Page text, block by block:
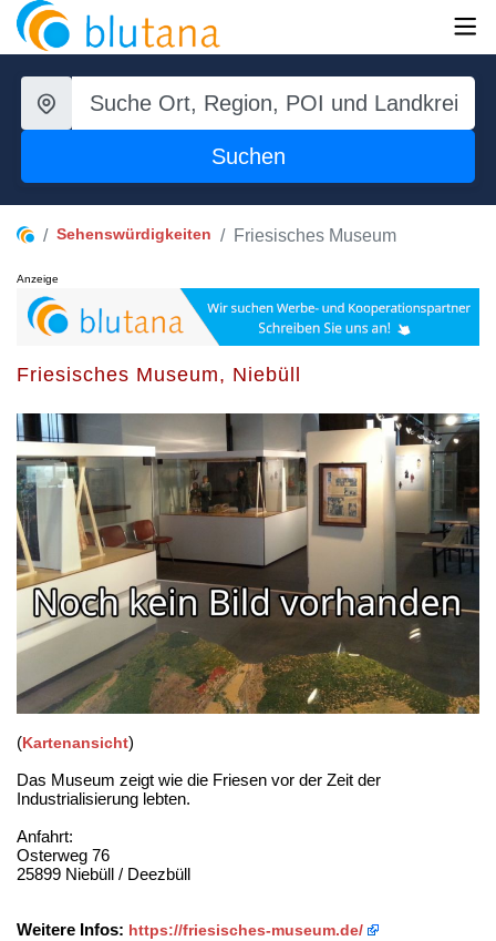
Suchen
Sehenswürdigkeiten Friesisches Museum
Anzeige
Friesisches Museum, Niebüll
(Kartenansicht)
Das Museum zeigt wie die Friesen vor der Zeit der
Industrialisierung lebten.
Anfahrt:
Osterweg 76
25899 Niebüll / Deezbüll
Weitere Infos: https://friesisches-museum.de/